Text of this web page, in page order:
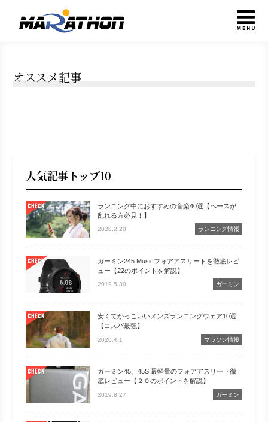
オススメ記事
人気記事トップ10
CHECK
ランニング中におすすめの音楽40選【ペースが
乱れる方必見！】
2020.2.20 ランニング情報
CHECK
ガーミン245 Musicフォアアスリートを徹底レビ
ュー【22のポイントを解説】
2019.5.30 ガーミン
CHECK
安くてかっこいいメンズランニングウェア10選
【コスパ最強】
2020.4.1 マラソン情報
CHECK
ガーミン45、45S 最軽量のフォアアスリート徹
底レビュー【２０のポイントを解説】
2019.8.27 ガーミン